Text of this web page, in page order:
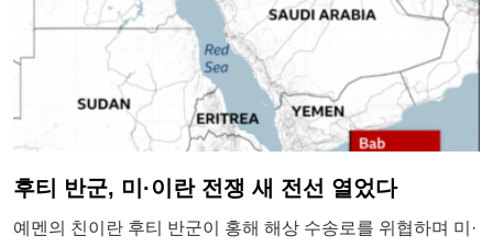
후티 반군, 미·이란 전쟁 새 전선 열었다
예멘의 친이란 후티 반군이 홍해 해상 수송로를 위협하며 미·